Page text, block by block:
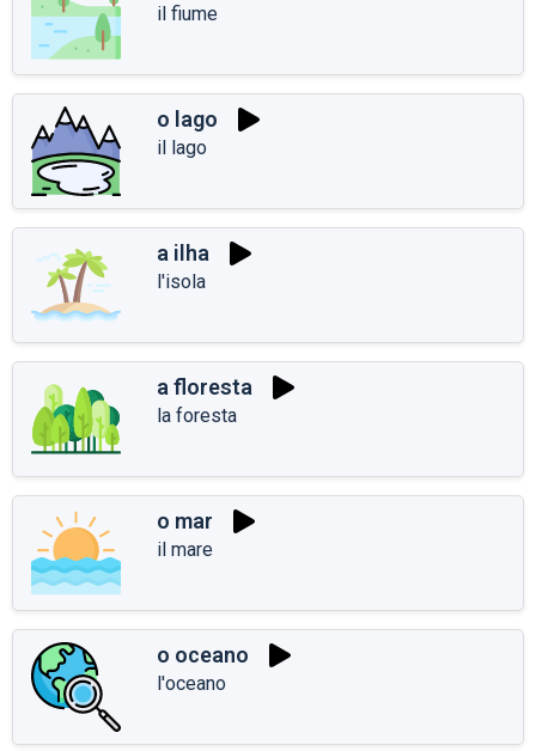
il fiume
o lago
il lago
a ilha
l'isola
a floresta
la foresta
o mar
il mare
o oceano
l'oceano